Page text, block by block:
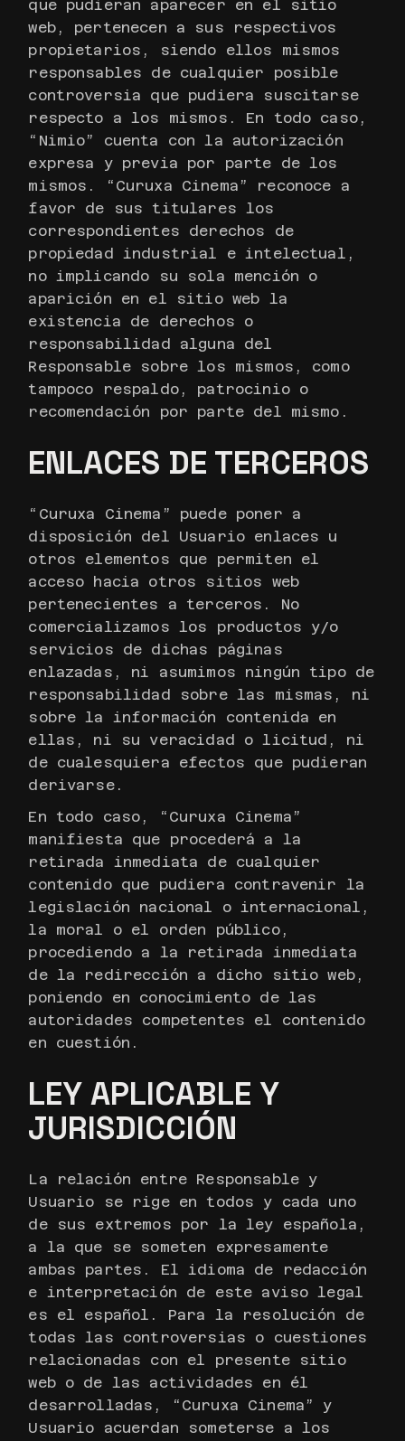
que pudieran aparecer en el sitio
web, pertenecen a sus respectivos
propietarios, siendo ellos mismos
responsables de cualquier posible
controversia que pudiera suscitarse
respecto a los mismos. En todo caso,
“Nimio” cuenta con la autorización
expresa y previa por parte de los
mismos. “Curuxa Cinema” reconoce a
favor de sus titulares los
correspondientes derechos de
propiedad industrial e intelectual,
no implicando su sola mención o
aparición en el sitio web la
existencia de derechos o
responsabilidad alguna del
Responsable sobre los mismos, como
tampoco respaldo, patrocinio o
recomendación por parte del mismo.
ENLACES DE TERCEROS
“Curuxa Cinema” puede poner a
disposición del Usuario enlaces u
otros elementos que permiten el
acceso hacia otros sitios web
pertenecientes a terceros. No
comercializamos los productos y/o
servicios de dichas páginas
enlazadas, ni asumimos ningún tipo de
responsabilidad sobre las mismas, ni
sobre la información contenida en
ellas, ni su veracidad o licitud, ni
de cualesquiera efectos que pudieran
derivarse.
En todo caso, “Curuxa Cinema”
manifiesta que procederá a la
retirada inmediata de cualquier
contenido que pudiera contravenir la
legislación nacional o internacional,
la moral o el orden público,
procediendo a la retirada inmediata
de la redirección a dicho sitio web,
poniendo en conocimiento de las
autoridades competentes el contenido
en cuestión.
LEY APLICABLE Y
JURISDICCIÓN
La relación entre Responsable y
Usuario se rige en todos y cada uno
de sus extremos por la ley española,
a la que se someten expresamente
ambas partes. El idioma de redacción
e interpretación de este aviso legal
es el español. Para la resolución de
todas las controversias o cuestiones
relacionadas con el presente sitio
web o de las actividades en él
desarrolladas, “Curuxa Cinema” y
Usuario acuerdan someterse a los